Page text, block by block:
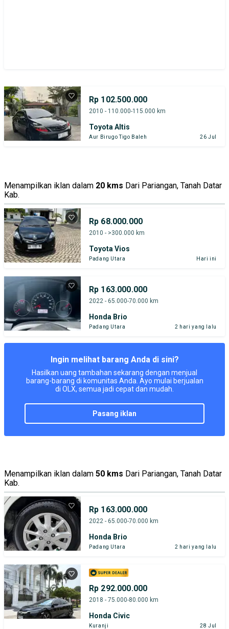
Rp 102.500.000
2010 - 110.000-115.000 km
Toyota Altis
Aur Birugo Tigo Baleh 26 Jul
Menampilkan iklan dalam 20 kms Dari Pariangan, Tanah Datar
Kab.
Rp 68.000.000
2010 - >300.000 km
Toyota Vios
Padang Utara Hari ini
Rp 163.000.000
2022 - 65.000-70.000 km
Honda Brio
Padang Utara 2 hari yang lalu
Ingin melihat barang Anda di sini?
Hasilkan uang tambahan sekarang dengan menjual
barang-barang di komunitas Anda. Ayo mulai berjualan
di OLX, semua jadi cepat dan mudah.
pasang iklan
Menampilkan iklan dalam 50 kms Dari Pariangan, Tanah Datar
Kab.
Rp 163.000.000
2022 - 65.000-70.000 km
Honda Brio
Padang Utara 2 hari yang lalu
Rp 292.000.000
2018 - 75.000-80.000 km
Honda Civic
Kuranji 28 Jul